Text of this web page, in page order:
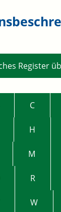
Register
C
H
M
R
W